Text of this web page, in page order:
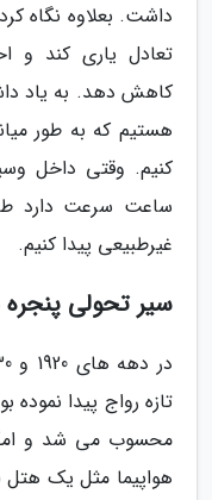
داشت. بعلاوه نگاه
تعادل یاری کند و
کاهش دهد. به یاد
کنیم. وقتی داخل
ساعت سرعت دارد
غیرطبیعی پیدا کنیم.
سیر تحولی پنجره
تازه رواج پیدا
محسوب می شد و